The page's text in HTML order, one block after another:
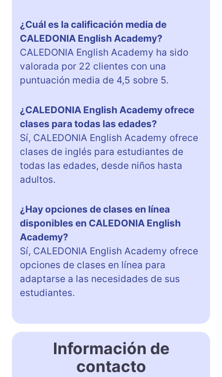
¿Cuál es la calificación media de
CALEDONIA English Academy?
CALEDONIA English Academy ha sido
valorada por 22 clientes con una
puntuación media de 4,5 sobre 5.
¿CALEDONIA English Academy ofrece
clases para todas las edades?
Sí, CALEDONIA English Academy ofrece
clases de inglés para estudiantes de
todas las edades, desde niños hasta
adultos.
¿Hay opciones de clases en línea
disponibles en CALEDONIA English
Academy?
Sí, CALEDONIA English Academy ofrece
opciones de clases en línea para
adaptarse a las necesidades de sus
estudiantes.
Información de
contacto